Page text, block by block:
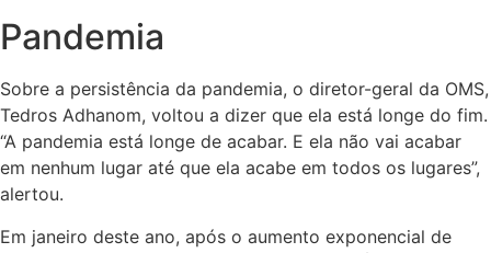
Pandemia
Sobre a persistência da pandemia, o diretor-geral da OMS,
Tedros Adhanom, voltou a dizer que ela está longe do fim.
“A pandemia está longe de acabar. E ela não vai acabar
em nenhum lugar até que ela acabe em todos os lugares”,
alertou.
Em janeiro deste ano, após o aumento exponencial de